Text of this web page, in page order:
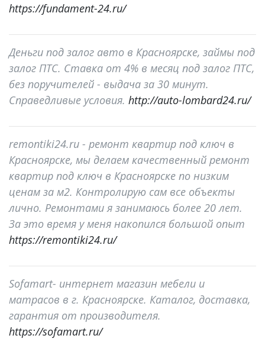
https://fundament-24.ru/
Деньги под залог авто в Красноярске, займы под
залог ПТС. Ставка от 4% в месяц под залог ПТС,
без поручителей - выдача за 30 минут.
Справедливые условия. http://auto-lombard24.ru/
remontiki24.ru - ремонт квартир под ключ в
Красноярске, мы делаем качественный ремонт
квартир под ключ в Красноярске по низким
ценам за м2. Контролирую сам все объекты
лично. Ремонтами я занимаюсь более 20 лет.
За это время у меня накопился большой опыт
https://remontiki24.ru/
Sofamart- интернет магазин мебели и
матрасов в г. Красноярске. Каталог, доставка,
гарантия от производителя.
https://sofamart.ru/